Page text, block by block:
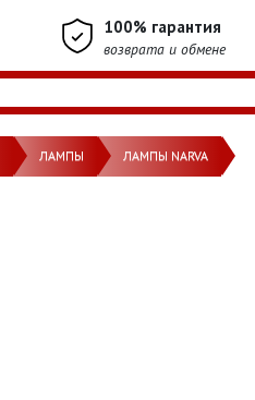
100% гарантия
возврата и обмене
ЛАМПЫ ЛАМПЫ NARVA